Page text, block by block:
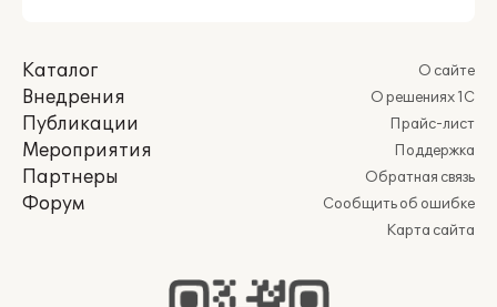
Каталог
Внедрения
Публикации
Мероприятия
Партнеры
Форум
О сайте
О решениях 1С
Прайс-лист
Поддержка
Обратная связь
Сообщить об ошибке
Карта сайта